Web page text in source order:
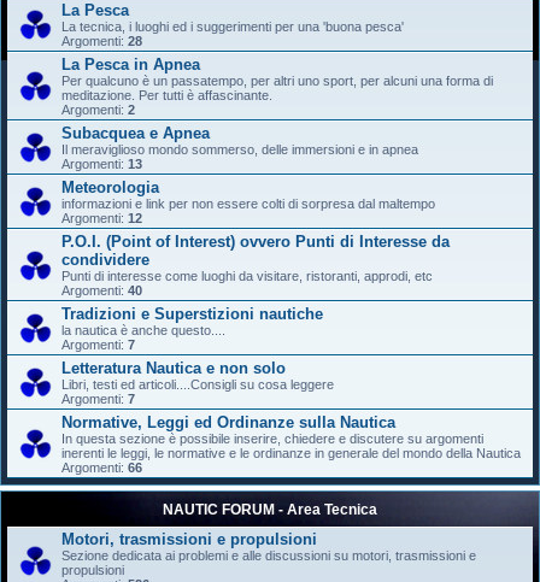
La Pesca
La tecnica, i luoghi ed i suggerimenti per una 'buona pesca'
Argomenti: 28
La Pesca in Apnea
Per qualcuno è un passatempo, per altri uno sport, per alcuni una forma di
meditazione. Per tutti è affascinante.
Argomenti: 2
Subacquea e Apnea
Il meraviglioso mondo sommerso, delle immersioni e in apnea
Argomenti: 13
Meteorologia
informazioni e link per non essere colti di sorpresa dal maltempo
Argomenti: 12
P.O.I. (Point of Interest) ovvero Punti di Interesse da
condividere
Punti di interesse come luoghi da visitare, ristoranti, approdi, etc
Argomenti: 40
Tradizioni e Superstizioni nautiche
la nautica è anche questo....
Argomenti: 7
Letteratura Nautica e non solo
Libri, testi ed articoli....Consigli su cosa leggere
Argomenti: 7
Normative, Leggi ed Ordinanze sulla Nautica
In questa sezione è possibile inserire, chiedere e discutere su argomenti
inerenti le leggi, le normative e le ordinanze in generale del mondo della Nautica
Argomenti: 66
NAUTIC FORUM - Area Tecnica
Motori, trasmissioni e propulsioni
Sezione dedicata ai problemi e alle discussioni su motori, trasmissioni e
propulsioni